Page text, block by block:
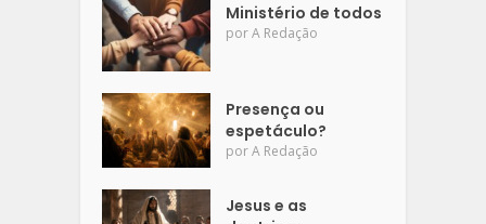
Ministério de todos
porA Redação
Presença ou
espetáculo?
porA Redação
Jesus e as